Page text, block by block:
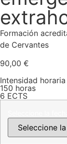
Formación
de Cervantes
90,00 €
Intensidad horaria
150 horas
6 ECTS